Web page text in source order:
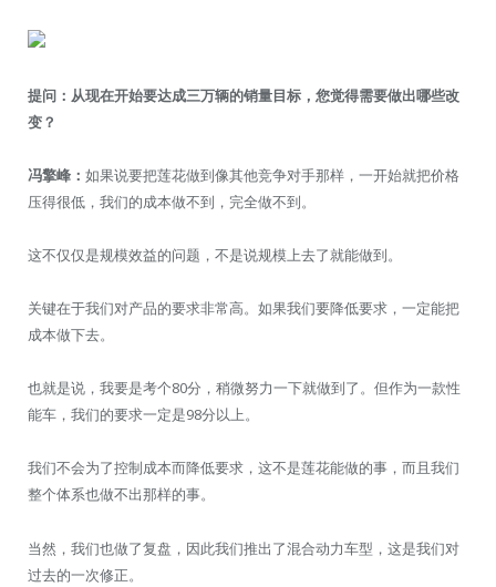
提问：从现在开始要达成三万辆的销量目标，您觉得需要做出哪些改
变？
冯擎峰： 如果说要把莲花做到像其他竞争对手那样，一开始就把价格
压得很低，我们的成本做不到，完全做不到。
这不仅仅是规模效益的问题，不是说规模上去了就能做到。
关键在于我们对产品的要求非常高。如果我们要降低要求，一定能把
成本做下去。
也就是说，我要是考个80分，稍微努力一下就做到了。但作为一款性
能车，我们的要求一定是98分以上。
我们不会为了控制成本而降低要求，这不是莲花能做的事，而且我们
整个体系也做不出那样的事。
当然，我们也做了复盘，因此我们推出了混合动力车型，这是我们对
过去的一次修正。